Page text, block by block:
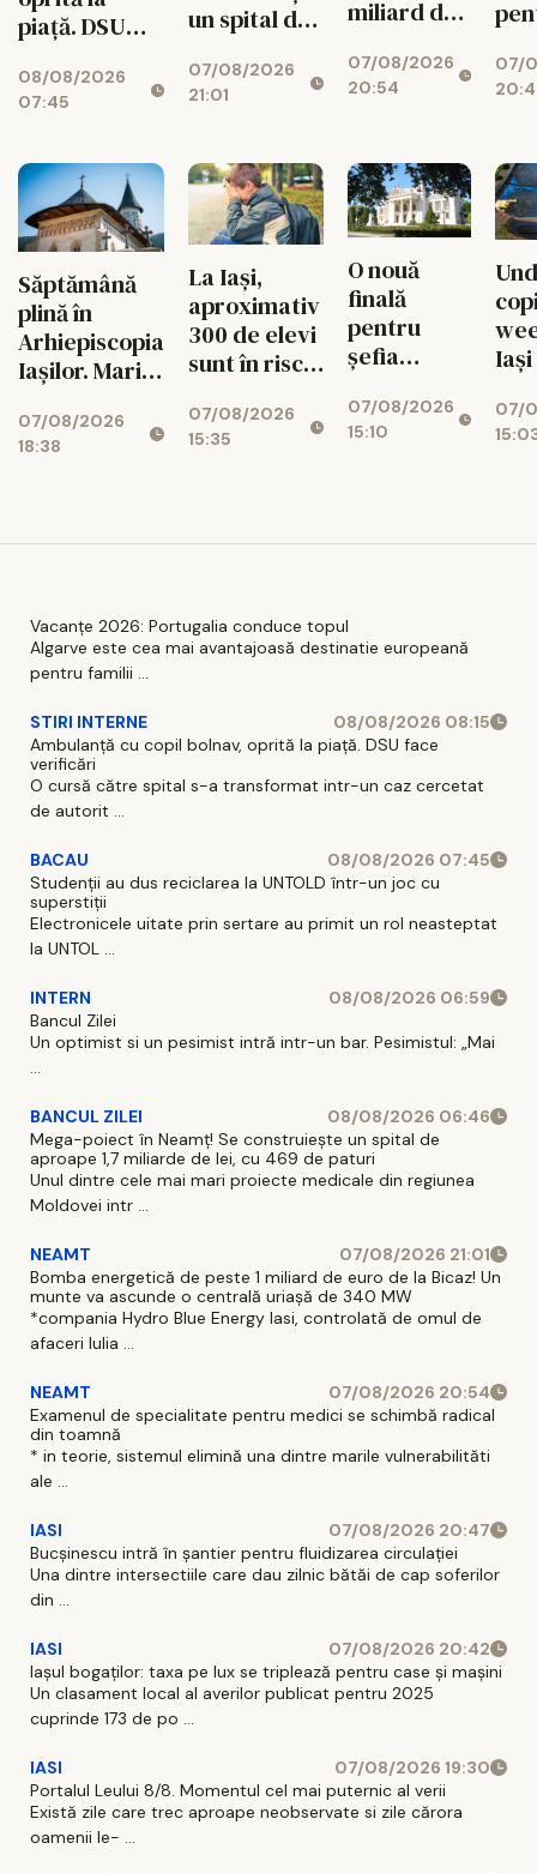
piață. DSU
verificări
08/08/2026
07:45
un spital de
miliarde de
lei, cu 469
07/08/2026
21:01
miliard de
Bicaz! Un
munte va
centrală
uriașă de
340 MW
07/08/2026
20:54
07/
Săptămână
plină în
Arhiepiscopia
Iașilor. Marile
până pe 15
august
07/08/2026
18:38
La Iași,
aproximativ
300 de elevi
sunt în risc
07/08/2026
15:35
O nouă
finală
pentru
șefia
Au rămas
doi
07/08/2026
15:10
Iași
07/
Vacanțe 2026: Portugalia conduce topul
Algarve este cea mai avantajoasă destinatie europeană
pentru familii ...
STIRI INTERNE
08/08/2026 08:15
Ambulanță cu copil bolnav, oprită la piață. DSU face
verificări
O cursă către spital s-a transformat intr-un caz cercetat
de autorit ...
BACAU
08/08/2026 07:45
Studenții au dus reciclarea la UNTOLD într-un joc cu
superstiții
Electronicele uitate prin sertare au primit un rol neasteptat
la UNTOL ...
INTERN
08/08/2026 06:59
Bancul Zilei
Un optimist si un pesimist intră intr-un bar. Pesimistul: „Mai
...
BANCUL ZILEI
08/08/2026 06:46
Mega-poiect în Neamț! Se construiește un spital de
aproape 1,7 miliarde de lei, cu 469 de paturi
Unul dintre cele mai mari proiecte medicale din regiunea
Moldovei intr ...
NEAMT
07/08/2026 21:01
Bomba energetică de peste 1 miliard de euro de la Bicaz! Un
munte va ascunde o centrală uriașă de 340 MW
*compania Hydro Blue Energy Iasi, controlată de omul de
afaceri Iulia ...
NEAMT
07/08/2026 20:54
Examenul de specialitate pentru medici se schimbă radical
din toamnă
* in teorie, sistemul elimină una dintre marile vulnerabilităti
ale ...
IASI
07/08/2026 20:47
Bucșinescu intră în șantier pentru fluidizarea circulației
Una dintre intersectiile care dau zilnic bătăi de cap soferilor
din ...
IASI
07/08/2026 20:42
Iașul bogaților: taxa pe lux se triplează pentru case și mașini
Un clasament local al averilor publicat pentru 2025
cuprinde 173 de po ...
IASI
07/08/2026 19:30
Portalul Leului 8/8. Momentul cel mai puternic al verii
Există zile care trec aproape neobservate si zile cărora
oamenii le- ...